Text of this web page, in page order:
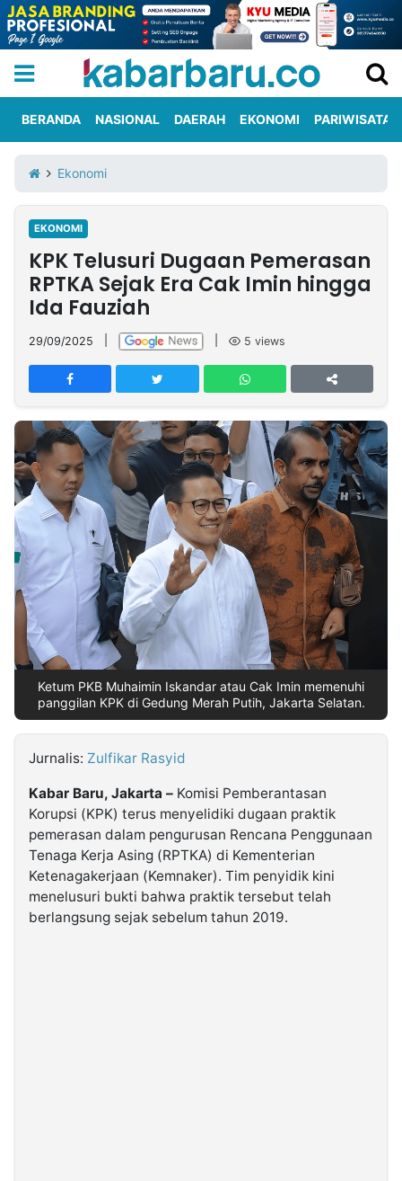
Iklan
Berita
Kami
Nasional
International
Olahraga
Entertainment
Daerah
Pariwisata
Kuliner
Kolom
Network
PT
TREETAN
INDONESIA
Partner
Insight
NTB
Suara
Time
Lens
IDN
Daily
Jogja
Jalan
Rakyat
Idealita
News
Kita
Notice
Dinamikapost.com
Radar
Baru
Seedbacklink
Follow
Kabarbaru
Kabarbaru.co
2026
BERANDA NASIONAL DAERAH EKONOMI PARIWISATA
Ekonomi
EKONOMI
KPK Telusuri Dugaan Pemerasan
RPTKA Sejak Era Cak Imin hingga
Ida Fauziah
29/09/2025 5 views
Ketum PKB Muhaimin Iskandar atau Cak Imin memenuhi
panggilan KPK di Gedung Merah Putih, Jakarta Selatan.
Jurnalis: Zulfikar Rasyid
Kabar Baru, Jakarta – Komisi Pemberantasan
Korupsi (KPK) terus menyelidiki dugaan praktik
pemerasan dalam pengurusan Rencana Penggunaan
Tenaga Kerja Asing (RPTKA) di Kementerian
Ketenagakerjaan (Kemnaker). Tim penyidik kini
menelusuri bukti bahwa praktik tersebut telah
berlangsung sejak sebelum tahun 2019.